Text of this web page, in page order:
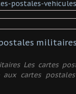
Les cartes
cartes